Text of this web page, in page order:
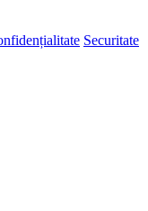
Securitate